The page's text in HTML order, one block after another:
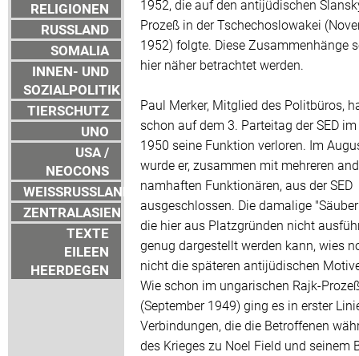
RELIGIONEN
RUSSLAND
SOMALIA
INNEN- UND
SOZIALPOLITIK
TIERSCHUTZ
UNO
USA /
NEOCONS
WEISSRUSSLAND
ZENTRALASIEN
TEXTE
EILEEN
HEERDEGEN
1952, die auf den antijüdischen
Prozeß in der Tschechoslowakei
1952) folgte. Diese Zusammenhänge
hier näher betrachtet werden.
Paul Merker, Mitglied des Politbüros,
schon auf dem 3. Parteitag der SED
1950 seine Funktion verloren. Im
wurde er, zusammen mit mehreren
namhaften Funktionären, aus der SED
ausgeschlossen. Die damalige
die hier aus Platzgründen nicht
genug dargestellt werden kann, wies
nicht die späteren antijüdischen
Wie schon im ungarischen Rajk-
(September 1949) ging es in erster
Verbindungen, die die Betroffenen
des Krieges zu Noel Field und seinem